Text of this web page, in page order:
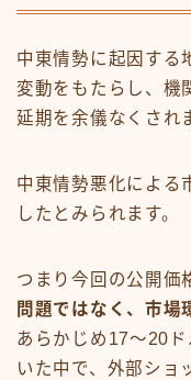
中東情勢に起因する
変動をもたらし、機
延期を余儀なくされ
中東情勢悪化による
したとみられます。
つまり今回の公開価
問題ではなく、市場
あらかじめ17〜20
いた中で、外部ショ